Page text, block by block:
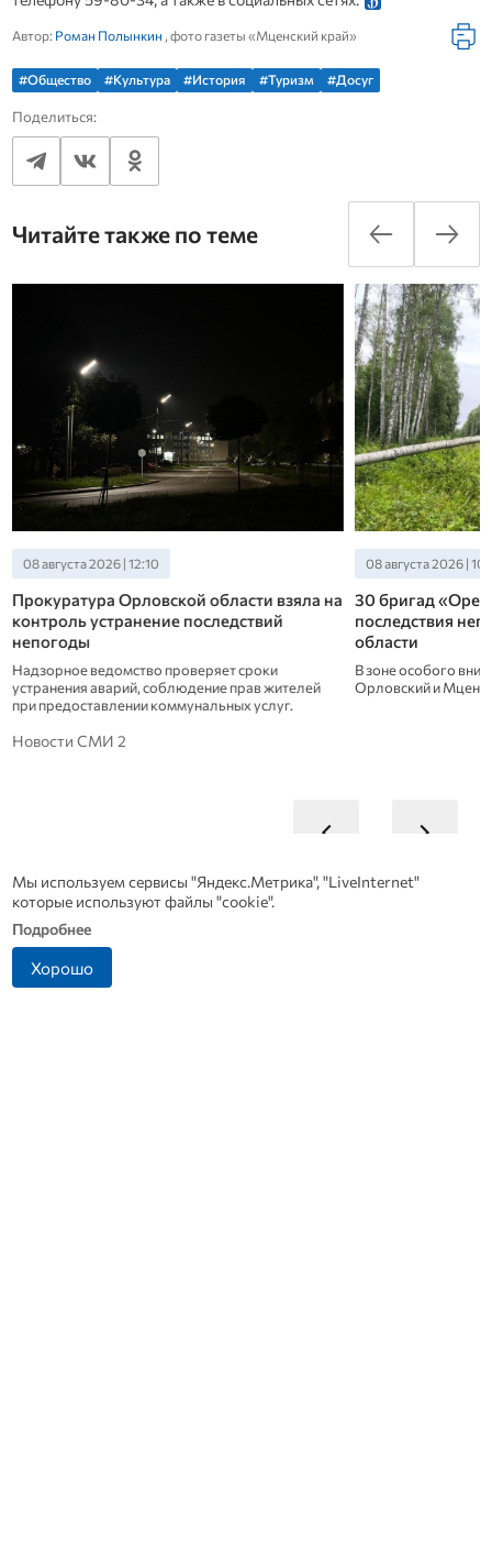
Автор: Роман Полынкин , фото газеты «Мценский край»
#Общество #Культура #История #Туризм #Досуг
Поделиться:
Читайте также по теме
08 августа 2026 | 12:10
Прокуратура Орловской области взяла на
контроль устранение последствий
непогоды
Надзорное ведомство проверяет сроки
устранения аварий, соблюдение прав жителей
при предоставлении коммунальных услуг.
08 августа 2026 |
30 бригад
последствия
области
В зоне особого
Орловский и
Новости СМИ 2
Мы используем сервисы "Яндекс.Метрика", "LiveInternet"
которые используют файлы "cookie".
Подробнее
Хорошо